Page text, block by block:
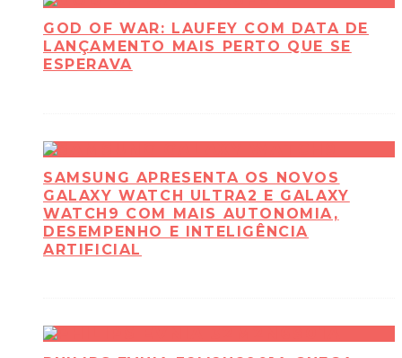
GOD OF WAR: LAUFEY COM DATA DE
LANÇAMENTO MAIS PERTO QUE SE
ESPERAVA
SAMSUNG APRESENTA OS NOVOS
GALAXY WATCH ULTRA2 E GALAXY
WATCH9 COM MAIS AUTONOMIA,
DESEMPENHO E INTELIGÊNCIA
ARTIFICIAL